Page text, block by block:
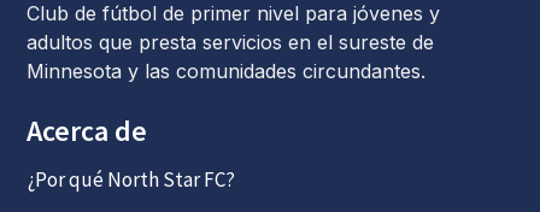
Club de fútbol de primer nivel para jóvenes y
adultos que presta servicios en el sureste de
Minnesota y las comunidades circundantes.
Acerca de
¿Por qué North Star FC?